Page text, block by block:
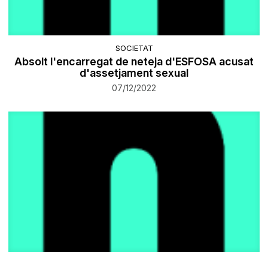
SOCIETAT
Absolt l'encarregat de neteja d'ESFOSA acusat
d'assetjament sexual
07/12/2022